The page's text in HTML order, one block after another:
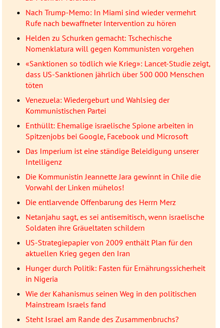
Nach Trump-Memo: In Miami sind wieder vermehrt
Rufe nach bewaffneter Intervention zu hören
Helden zu Schurken gemacht: Tschechische
Nomenklatura will gegen Kommunisten vorgehen
«Sanktionen so tödlich wie Krieg»: Lancet-Studie zeigt,
dass US-Sanktionen jährlich über 500 000 Menschen
töten
Venezuela: Wiedergeburt und Wahlsieg der
Kommunistischen Partei
Enthüllt: Ehemalige israelische Spione arbeiten in
Spitzenjobs bei Google, Facebook und Microsoft
Das Imperium ist eine ständige Beleidigung unserer
Intelligenz
Die Kommunistin Jeannette Jara gewinnt in Chile die
Vorwahl der Linken mühelos!
Die entlarvende Offenbarung des Herrn Merz
Netanjahu sagt, es sei antisemitisch, wenn israelische
Soldaten ihre Gräueltaten schildern
US-Strategiepapier von 2009 enthält Plan für den
aktuellen Krieg gegen den Iran
Hunger durch Politik: Fasten für Ernährungssicherheit
in Nigeria
Wie der Kahanismus seinen Weg in den politischen
Mainstream Israels fand
Steht Israel am Rande des Zusammenbruchs?